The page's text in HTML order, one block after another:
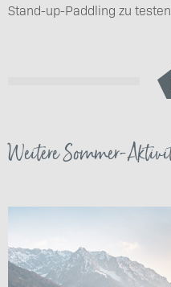
Stand-up-Paddling zu
Weitere Sommer-